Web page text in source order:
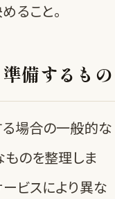
ること。
備するもの
場合の一般的な
ものを整理しま
ビスにより異な